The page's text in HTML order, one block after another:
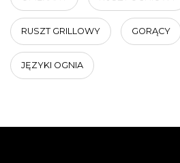
RUSZT GRILLOWY GORĄCY
JĘZYKI OGNIA